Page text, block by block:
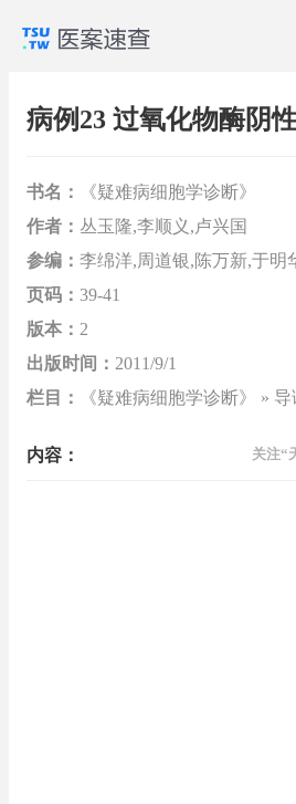
病例23 过氧化物酶阴
书名：
《疑难病细胞学诊断》
作者： 丛玉隆,李顺义,卢兴国
参编： 李绵洋,周道银,陈万新,于明
页码： 39-41
版本： 2
出版时间： 2011/9/1
栏目：
《疑难病细胞学诊断》 »
内容： 关注“